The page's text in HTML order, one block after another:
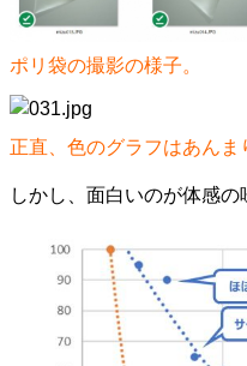
ポリ袋の撮影の様子。
正直、色のグラフはあんま
しかし、面白いのが体感の